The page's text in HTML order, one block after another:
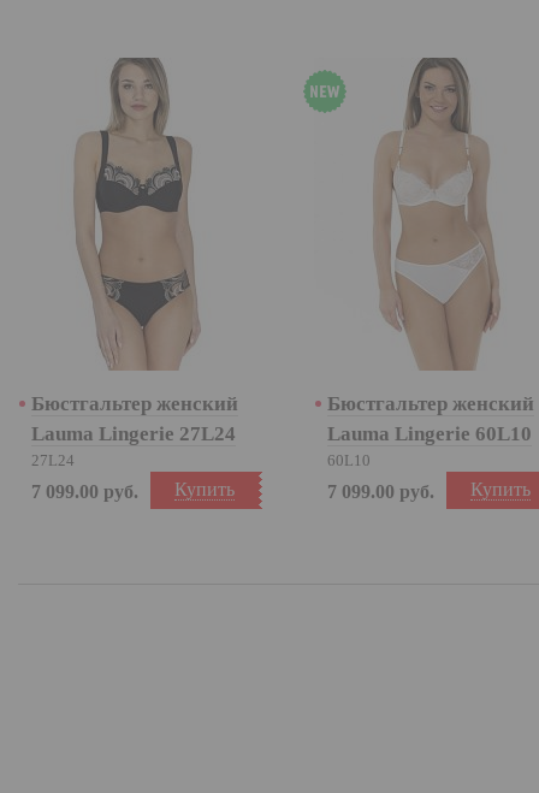
Бюстгальтер женский
Lauma Lingerie 27L24
27L24
Купить
7 099.00 руб.
Бюстгальтер женский
Lauma Lingerie 60L10
60L10
Купить
7 099.00 руб.